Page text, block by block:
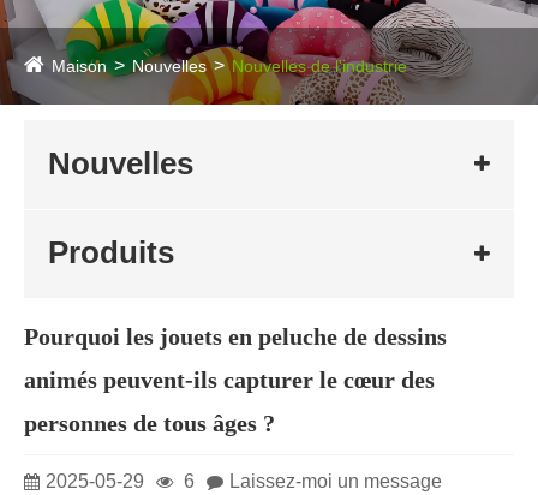
Maison Nouvelles Nouvelles de l'industrie
Nouvelles
Produits
Pourquoi les jouets en peluche de dessins
animés peuvent-ils capturer le cœur des
personnes de tous âges ?
2025-05-29 6 Laissez-moi un message